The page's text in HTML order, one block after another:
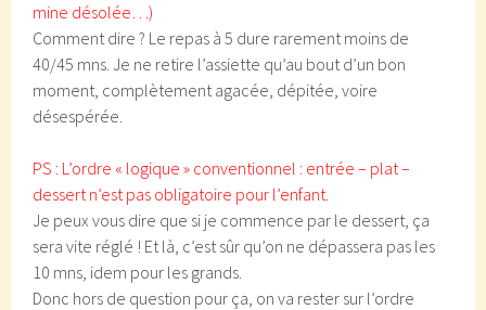
mine désolée…)
Comment dire ? Le repas à 5 dure rarement moins de
40/45 mns. Je ne retire l’assiette qu’au bout d’un bon
moment, complètement agacée, dépitée, voire
désespérée.
PS : L’ordre « logique » conventionnel : entrée – plat –
dessert n’est pas obligatoire pour l’enfant.
Je peux vous dire que si je commence par le dessert, ça
sera vite réglé ! Et là, c’est sûr qu’on ne dépassera pas les
10 mns, idem pour les grands.
Donc hors de question pour ça, on va rester sur l’ordre